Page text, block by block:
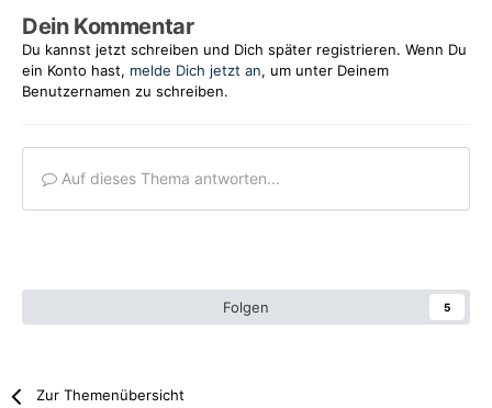
Dein Kommentar
Du kannst jetzt schreiben und Dich später registrieren. Wenn Du
ein Konto hast, melde Dich jetzt an, um unter Deinem
Benutzernamen zu schreiben.
Auf dieses Thema antworten...
Folgen 5
Zur Themenübersicht